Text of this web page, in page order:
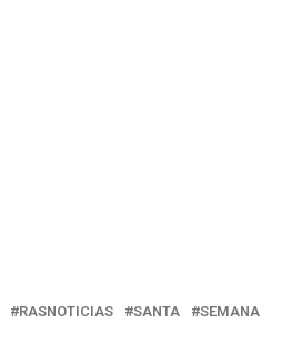
RASNOTICIAS SANTA SEMANA